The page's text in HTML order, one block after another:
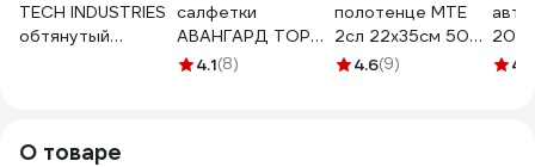
TECH INDUSTRIES
обтянутый
салфетки
АВАНГАРД TOP
GEAR
4.1(8)
полотенце MTE
2сл 22x35см 500л
синее
4.6(9)
20
4.8
О товаре